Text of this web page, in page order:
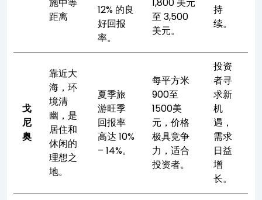
施中等
距离
12% 的良
好回报
率。
1,800 美元
至 3,500
美元。
持
续。
戈
尼
奥
靠近大
海，环
境清
幽，是
居住和
休闲的
理想之
地。
夏季旅
游旺季
回报率
高达 10%
– 14%。
每平方米
900至
1500美
元，价格
极具竞争
力，适合
投资者。
投资
者寻
求新
机
遇，
需求
日益
增
长。